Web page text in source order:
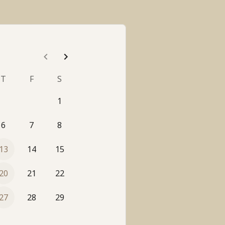
T F
S
1
6 7 8
13 14 15
20 21 22
27 28 29